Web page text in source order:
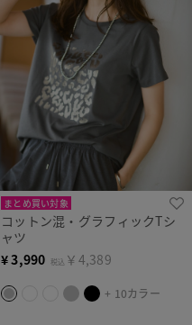
まとめ買い対象
コットン混・グラフィックTシ
ャツ
¥3,990 税込 ￥4,389
+ 10カラー